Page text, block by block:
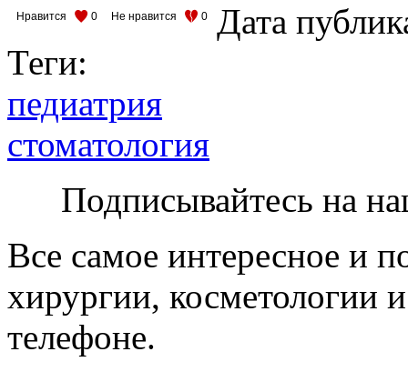
Нравится 0 Не нравится 0
Дата
Теги:
педиатрия
стоматология
Подписывайтесь на
Все самое интересное и
хирургии, косметологии
телефоне.